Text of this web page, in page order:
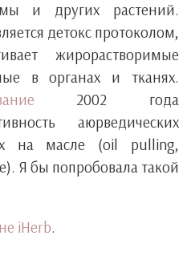
и других растений.
детокс протоколом,
жирорастворимые
в органах и тканях.
2002 года
аюрведических
на масле (oil pulling,
Я бы попробовала такой
iHerb.